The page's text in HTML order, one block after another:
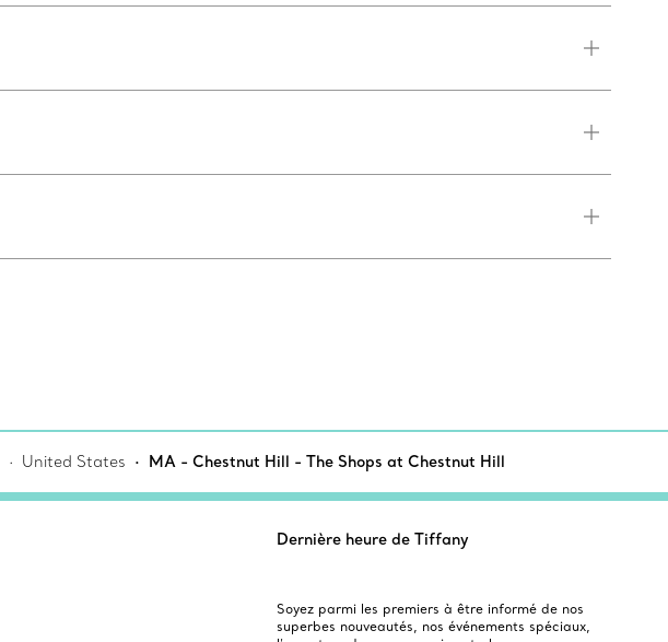
United States MA - Chestnut Hill - The Shops at Chestnut Hill
Dernière heure de Tiffany
Soyez parmi les premiers à être informé de nos
superbes nouveautés, nos événements spéciaux,